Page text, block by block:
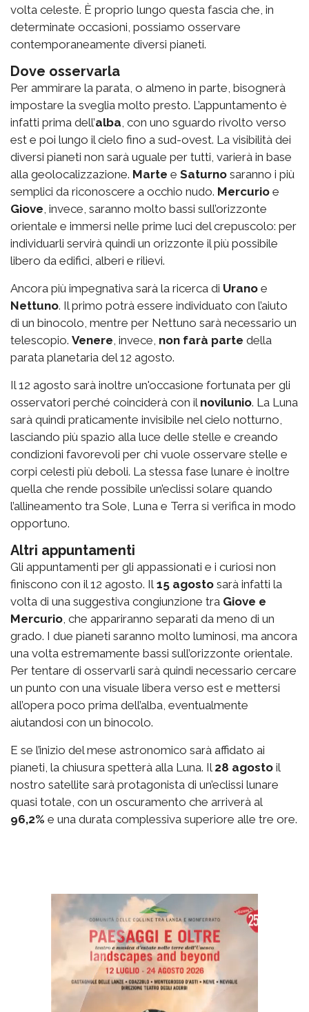
volta celeste. È proprio lungo questa fascia che, in
determinate occasioni, possiamo osservare
contemporaneamente diversi pianeti.
Dove osservarla
Per ammirare la parata, o almeno in parte, bisognerà
impostare la sveglia molto presto. L’appuntamento è
infatti prima dell’alba , con uno sguardo rivolto verso
est e poi lungo il cielo fino a sud-ovest. La visibilità dei
diversi pianeti non sarà uguale per tutti, varierà in base
alla geolocalizzazione. Marte e Saturno saranno i più
semplici da riconoscere a occhio nudo. Mercurio e
Giove , invece, saranno molto bassi sull’orizzonte
orientale e immersi nelle prime luci del crepuscolo: per
individuarli servirà quindi un orizzonte il più possibile
libero da edifici, alberi e rilievi.
Ancora più impegnativa sarà la ricerca di Urano e
Nettuno. Il primo potrà essere individuato con l’aiuto
di un binocolo, mentre per Nettuno sarà necessario un
telescopio. Venere , invece, non farà parte della
parata planetaria del 12 agosto.
Il 12 agosto sarà inoltre un'occasione fortunata per gli
osservatori perché coinciderà con il novilunio. La Luna
sarà quindi praticamente invisibile nel cielo notturno,
lasciando più spazio alla luce delle stelle e creando
condizioni favorevoli per chi vuole osservare stelle e
corpi celesti più deboli. La stessa fase lunare è inoltre
quella che rende possibile un’eclissi solare quando
l’allineamento tra Sole, Luna e Terra si verifica in modo
opportuno.
Altri appuntamenti
Gli appuntamenti per gli appassionati e i curiosi non
finiscono con il 12 agosto. Il 15 agosto sarà infatti la
volta di una suggestiva congiunzione tra Giove e
Mercurio , che appariranno separati da meno di un
grado. I due pianeti saranno molto luminosi, ma ancora
una volta estremamente bassi sull’orizzonte orientale.
Per tentare di osservarli sarà quindi necessario cercare
un punto con una visuale libera verso est e mettersi
all’opera poco prima dell’alba, eventualmente
aiutandosi con un binocolo.
E se l’inizio del mese astronomico sarà affidato ai
pianeti, la chiusura spetterà alla Luna. Il 28 agosto il
nostro satellite sarà protagonista di un’eclissi lunare
quasi totale, con un oscuramento che arriverà al
96,2% e una durata complessiva superiore alle tre ore.